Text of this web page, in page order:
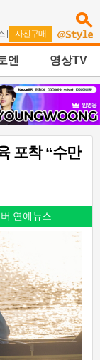
| 사진구매
엔 영상TV
포착 “수만
연예뉴스